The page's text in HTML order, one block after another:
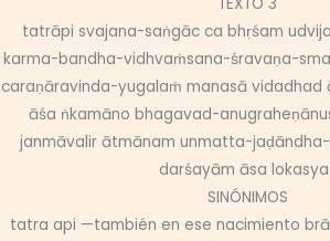
tatrāpi svajana-saṅgāc ca bhṛśam
karma-bandha-vidhvaṁsana-śravaṇa-
caraṇāravinda-yugalaṁ manasā
āśa ṅkamāno bhagavad-
janmāvalir ātmānam unmatta-
darśayām āsa lokasya
SINÓNIMOS
tatra api —también en ese nacimiento